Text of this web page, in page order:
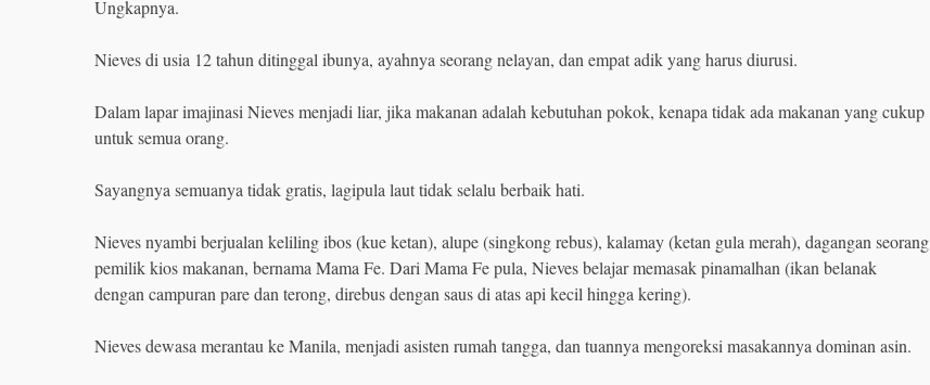
Ungkapnya.
Nieves di usia 12 tahun ditinggal ibunya, ayahnya seorang nelayan, dan empat adik yang harus diurusi.
Dalam lapar imajinasi Nieves menjadi liar, jika makanan adalah kebutuhan pokok, kenapa tidak ada makanan yang cukup
untuk semua orang.
Sayangnya semuanya tidak gratis, lagipula laut tidak selalu berbaik hati.
Nieves nyambi berjualan keliling ibos (kue ketan), alupe (singkong rebus), kalamay (ketan gula merah), dagangan seorang
pemilik kios makanan, bernama Mama Fe. Dari Mama Fe pula, Nieves belajar memasak pinamalhan (ikan belanak
dengan campuran pare dan terong, direbus dengan saus di atas api kecil hingga kering).
Nieves dewasa merantau ke Manila, menjadi asisten rumah tangga, dan tuannya mengoreksi masakannya dominan asin.